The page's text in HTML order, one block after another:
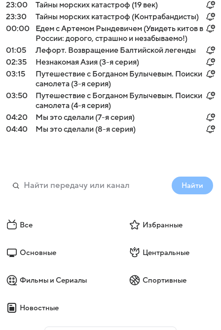
23:00
Тайны морских катастроф (19 век)
23:30
Тайны морских катастроф (Контрабандисты)
00:00
Едем с Артемом Рындевичем (Увидеть китов в
России: дорого, страшно и незабываемо!)
01:05
Лефорт. Возвращение Балтийской легенды
02:35
Незнакомая Азия (3-я серия)
03:15
Путешествие с Богданом Булычевым. Поиски
самолета (3-я серия)
03:50
Путешествие с Богданом Булычевым. Поиски
самолета (4-я серия)
04:20
Мы это сделали (7-я серия)
04:40
Мы это сделали (8-я серия)
Найти
Все Избранные
Основные Центральные
Фильмы и Сериалы Спортивные
Новостные